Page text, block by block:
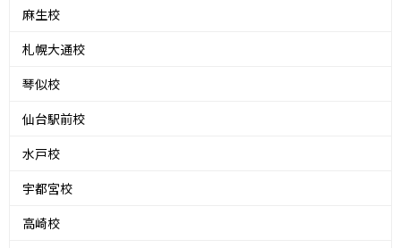
麻生校
札幌大通校
琴似校
仙台駅前校
水戸校
宇都宮校
高崎校